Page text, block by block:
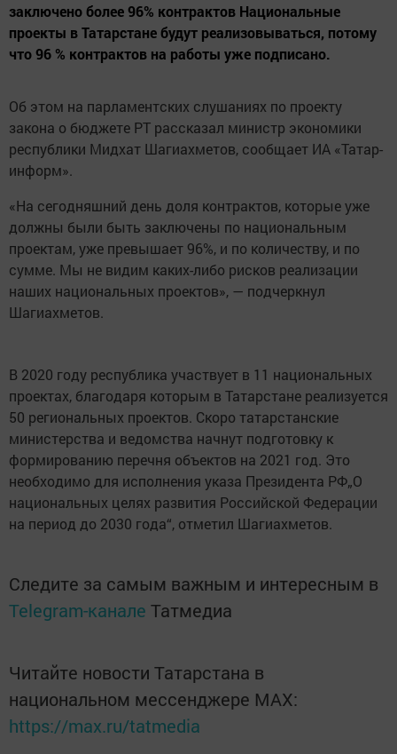
заключено более 96% контрактов Национальные
проекты в Татарстане будут реализовываться, потому
что 96 % контрактов на работы уже подписано.
Об этом на парламентских слушаниях по проекту
закона о бюджете РТ рассказал министр экономики
республики Мидхат Шагиахметов, сообщает ИА «Татар-
информ».
«На сегодняшний день доля контрактов, которые уже
должны были быть заключены по национальным
проектам, уже превышает 96%, и по количеству, и по
сумме. Мы не видим каких-либо рисков реализации
наших национальных проектов», — подчеркнул
Шагиахметов.
В 2020 году республика участвует в 11 национальных
проектах, благодаря которым в Татарстане реализуется
50 региональных проектов. Скоро татарстанские
министерства и ведомства начнут подготовку к
формированию перечня объектов на 2021 год. Это
необходимо для исполнения указа Президента РФ„О
национальных целях развития Российской Федерации
на период до 2030 года“, отметил Шагиахметов.
Следите за самым важным и интересным в
Telegram-канале Татмедиа
Читайте новости Татарстана в
национальном мессенджере MАХ:
https://max.ru/tatmedia